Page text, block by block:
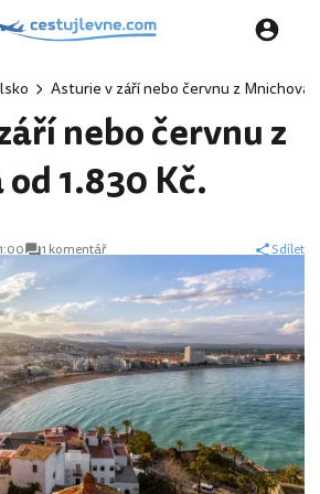
Asturie v září nebo červnu z Mnichova
nebo červnu z
1.830 Kč.
1 komentář Sdílet